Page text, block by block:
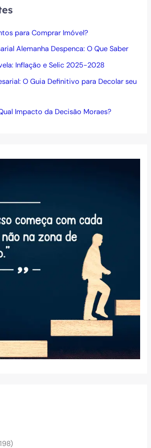
para Comprar Imóvel?
Alemanha Despenca: O Que Saber
Inflação e Selic 2025-2028
O Guia Definitivo para Decolar seu
Impacto da Decisão Moraes?